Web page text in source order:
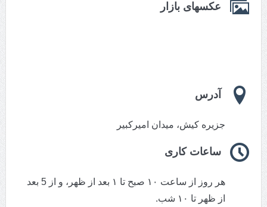
عکسهای بازار
آدرس
جزیره کیش، میدان امیرکبیر
ساعات کاری
هر روز از ساعت ۱۰ صبح تا ۱ بعد از ظهر، و از 5 بعد
از ظهر تا ۱۰ شب.